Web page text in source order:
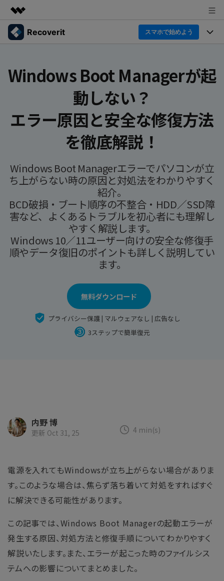
製品
概要
企業情報
Recoverit スマホで始めよう
Recoverit for Windows
AI
Windowsデータ復元ならRecoverit！確実な復元技術と安
心のサポート
スマホで始めよう
Recoverit for Mac
AI
Macの大切なデータを制限なく完全復元
スマホで始めよう
Recoverit 無料版
消えたデータ/ 誤削除したデータも完全無料で復元
スマホで始めよう
機能一覧
ドライブから復元
削除されたメディアを復元
独自の復元ソリューション 新着
ドキュメントを復元
データ損失のシナリオ
すべての機能を確認
パソコン復元
その他の復元
カスタマーストーリー
人気内容
Recoveritをよりよく活用
search
スマホで始めよう
Windows Boot Managerが起
動しない？
エラー原因と安全な修復方法
を徹底解説！
Windows Boot Managerエラーでパソコンが立
ち上がらない時の原因と対処法をわかりやすく
紹介。
BCD破損・ブート順序の不整合・HDD／SSD障
害など、よくあるトラブルを初心者にも理解し
やすく解説します。
Windows 10／11ユーザー向けの安全な修復手
順やデータ復旧のポイントも詳しく説明してい
ます。
無料ダウンロード
プライバシー保護 | マルウェアなし | 広告なし
3ステップで簡単復元
内野 博
更新 Oct 31, 25 4 min(s)
電源を入れてもWindowsが立ち上がらない場合がありま
す。このような場合は、焦らず落ち着いて対処をすればすぐ
に解決できる可能性があります。
この記事では、Windows Boot Managerの起動エラーが
発生する原因、対処方法と修復手順についてわかりやすく
解説いたします。また、エラーが起こった時のファイルシス
テムへの影響についてまとめました。